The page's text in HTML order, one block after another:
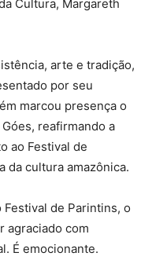
Cultura, Margareth
arte e tradição,
por seu
marcou presença o
reafirmando a
ao Festival de
da cultura amazônica.
de Parintins, o
agraciado com
É emocionante.